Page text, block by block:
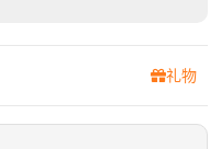
礼物